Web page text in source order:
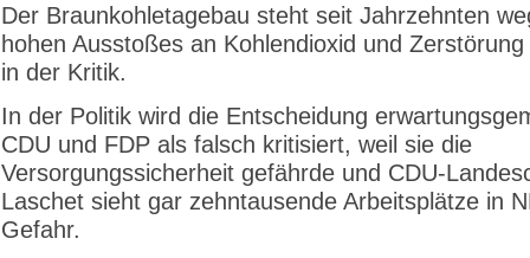
Der Braunkohletagebau steht seit Jahrzehnten
hohen Ausstoßes an Kohlendioxid und
in der Kritik.
In der Politik wird die Entscheidung
CDU und FDP als falsch kritisiert, weil sie die
Versorgungssicherheit gefährde und CDU-
Laschet sieht gar zehntausende Arbeitsplätze in
Gefahr.